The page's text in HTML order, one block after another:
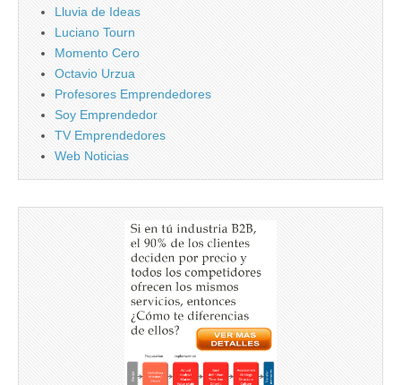
Lluvia de Ideas
Luciano Tourn
Momento Cero
Octavio Urzua
Profesores Emprendedores
Soy Emprendedor
TV Emprendedores
Web Noticias